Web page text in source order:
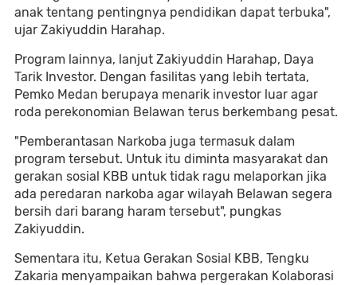
anak tentang pentingnya pendidikan dapat terbuka",
ujar Zakiyuddin Harahap.
Program lainnya, lanjut Zakiyuddin Harahap, Daya
Tarik Investor. Dengan fasilitas yang lebih tertata,
Pemko Medan berupaya menarik investor luar agar
roda perekonomian Belawan terus berkembang pesat.
"Pemberantasan Narkoba juga termasuk dalam
program tersebut. Untuk itu diminta masyarakat dan
gerakan sosial KBB untuk tidak ragu melaporkan jika
ada peredaran narkoba agar wilayah Belawan segera
bersih dari barang haram tersebut", pungkas
Zakiyuddin.
Sementara itu, Ketua Gerakan Sosial KBB, Tengku
Zakaria menyampaikan bahwa pergerakan Kolaborasi